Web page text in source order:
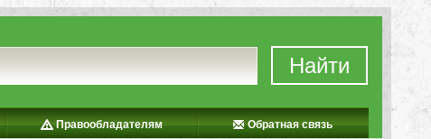
Найти
Правообладателям Обратная связь